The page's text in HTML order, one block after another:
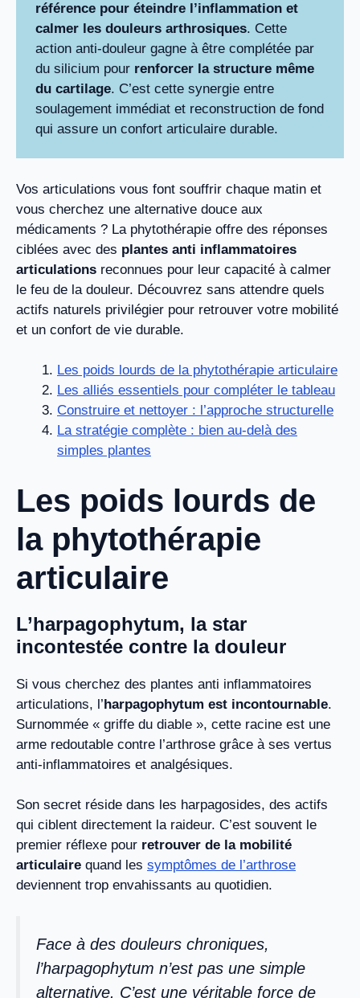
référence pour éteindre l’inflammation et
calmer les douleurs arthrosiques. Cette
action anti-douleur gagne à être complétée par
du silicium pour renforcer la structure même
du cartilage. C’est cette synergie entre
soulagement immédiat et reconstruction de fond
qui assure un confort articulaire durable.
Vos articulations vous font souffrir chaque matin et
vous cherchez une alternative douce aux
médicaments ? La phytothérapie offre des réponses
ciblées avec des plantes anti inflammatoires
articulations reconnues pour leur capacité à calmer
le feu de la douleur. Découvrez sans attendre quels
actifs naturels privilégier pour retrouver votre mobilité
et un confort de vie durable.
Les poids lourds de la phytothérapie articulaire
Les alliés essentiels pour compléter le tableau
Construire et nettoyer : l’approche structurelle
La stratégie complète : bien au-delà des
simples plantes
Les poids lourds de
la phytothérapie
articulaire
L’harpagophytum, la star
incontestée contre la douleur
Si vous cherchez des plantes anti inflammatoires
articulations, l’harpagophytum est incontournable.
Surnommée « griffe du diable », cette racine est une
arme redoutable contre l’arthrose grâce à ses vertus
anti-inflammatoires et analgésiques.
Son secret réside dans les harpagosides, des actifs
qui ciblent directement la raideur. C’est souvent le
premier réflexe pour retrouver de la mobilité
articulaire quand les symptômes de l’arthrose
deviennent trop envahissants au quotidien.
Face à des douleurs chroniques,
l’harpagophytum n’est pas une simple
alternative. C’est une véritable force de